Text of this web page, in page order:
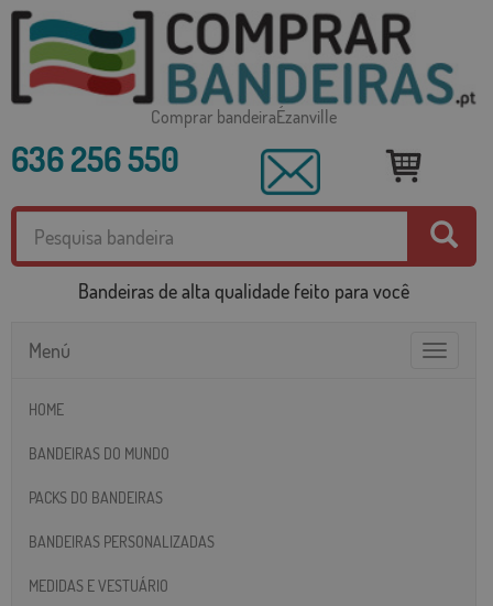
Comprar bandeiraÉzanville
636 256 550
Bandeiras de alta qualidade feito para você
Toggle
Menú
HOME
BANDEIRAS DO MUNDO
PACKS DO BANDEIRAS
BANDEIRAS PERSONALIZADAS
MEDIDAS E VESTUÁRIO